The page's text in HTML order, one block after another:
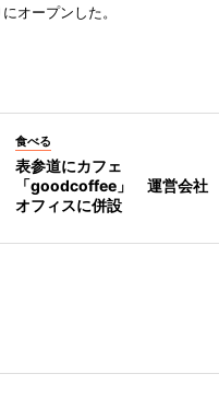
オープンした。
食べる
表参道にカフェ
「goodcoffee」 運営会社
オフィスに併設